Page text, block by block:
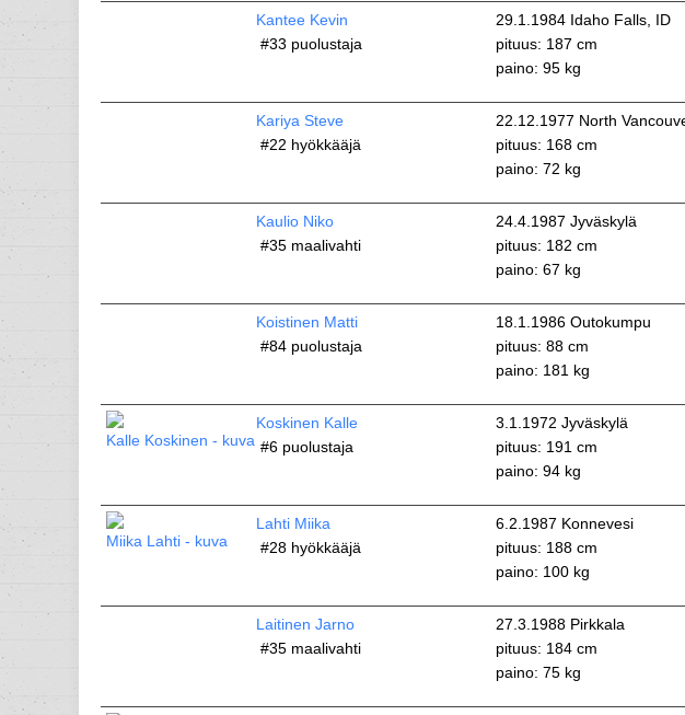
Kantee Kevin
#33 puolustaja
29.1.1984 Idaho Falls, ID
pituus: 187 cm
paino: 95 kg
Kariya Steve
#22 hyökkääjä
22.12.1977 North
pituus: 168 cm
paino: 72 kg
Kaulio Niko
#35maalivahti
24.4.1987 Jyväskylä
pituus: 182 cm
paino: 67 kg
Koistinen Matti
#84puolustaja
18.1.1986 Outokumpu
pituus: 88 cm
paino: 181 kg
Koskinen Kalle
#6puolustaja
3.1.1972 Jyväskylä
pituus: 191 cm
paino: 94 kg
Lahti Miika
#28hyökkääjä
6.2.1987 Konnevesi
pituus: 188 cm
paino: 100 kg
Laitinen Jarno
#35maalivahti
27.3.1988 Pirkkala
pituus: 184 cm
paino: 75 kg